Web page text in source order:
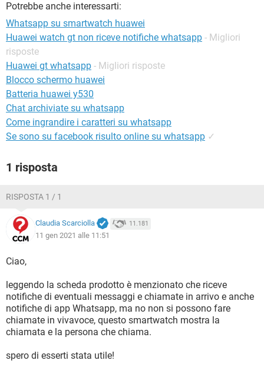
Potrebbe anche interessarti:
Whatsapp su smartwatch huawei
Huawei watch gt non riceve notifiche whatsapp - Migliori
risposte
Huawei gt whatsapp - Migliori risposte
Blocco schermo huawei
Batteria huawei y530
Chat archiviate su whatsapp
Come ingrandire i caratteri su whatsapp
Se sono su facebook risulto online su whatsapp ✓
1 risposta
RISPOSTA 1 / 1
Claudia Scarciolla 11.181
11 gen 2021 alle 11:51
Ciao,
leggendo la scheda prodotto è menzionato che riceve
notifiche di eventuali messaggi e chiamate in arrivo e anche
notifiche di app Whatsapp, ma no non si possono fare
chiamate in vivavoce, questo smartwatch mostra la
chiamata e la persona che chiama.
spero di esserti stata utile!